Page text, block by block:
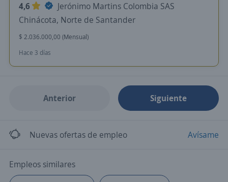
4,6
Jerónimo Martins Colombia SAS
Chinácota, Norte de Santander
$ 2.036.000,00 (Mensual)
Hace 3 días
Anterior Siguiente
Nuevas ofertas de empleo Avísame
Empleos similares